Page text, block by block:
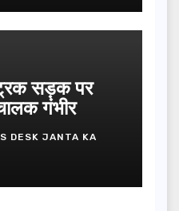
सड़क पर
गंभीर
DESK JANTA KA